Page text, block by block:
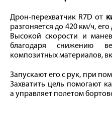
Дрон-перехватчик R7D от
разгоняется до 420 км/ч,
Высокой скорости и
благодаря снижению
композитных материалов,
Запускают его с рук, при
Захватить цель помогают
а управляет полетом